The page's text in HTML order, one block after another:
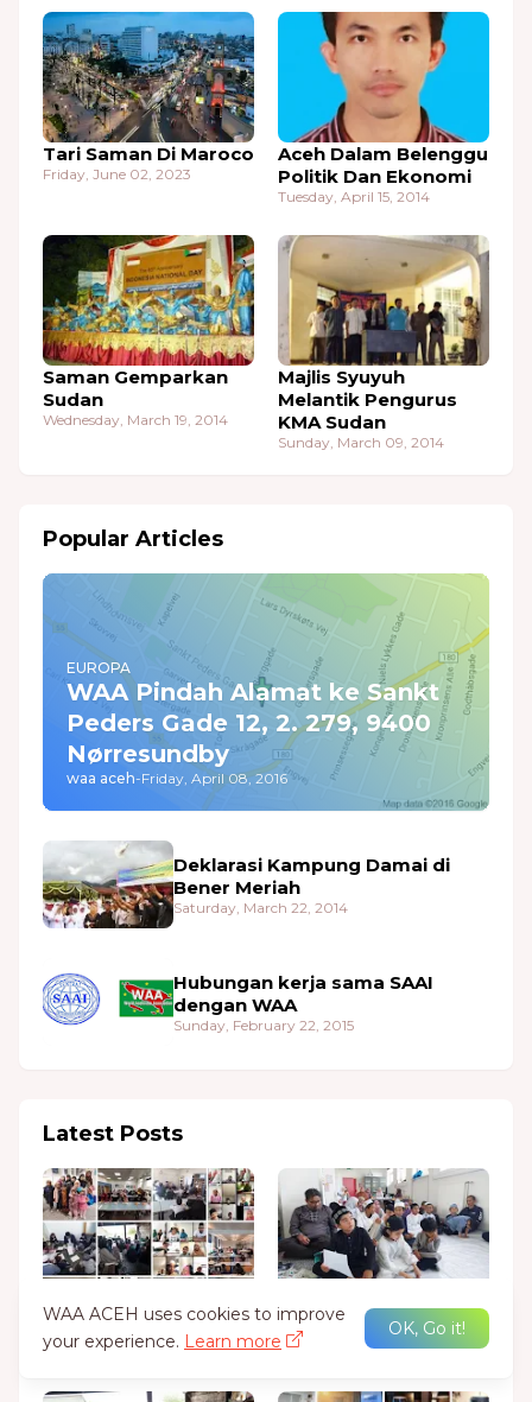
Tari Saman Di Maroco
Friday, June 02, 2023
Aceh Dalam Belenggu
Politik Dan Ekonomi
Tuesday, April 15, 2014
Saman Gemparkan
Sudan
Wednesday, March 19, 2014
Majlis Syuyuh
Melantik Pengurus
KMA Sudan
Sunday, March 09, 2014
Popular Articles
EUROPA
WAA Pindah Alamat ke Sankt
Peders Gade 12, 2. 279, 9400
Nørresundby
waa aceh-Friday, April 08, 2016
Deklarasi Kampung Damai di
Bener Meriah
Saturday, March 22, 2014
Hubungan kerja sama SAAI
dengan WAA
Sunday, February 22, 2015
Latest Posts
Milad WAA 18 Thon
Monday, November 17, 2025
Maulidurrasul 2025, Di
Baleé Alam
Monday, November 17, 2025
WAA ACEH uses cookies to improve
your experience. Learn more
OK, Go it!